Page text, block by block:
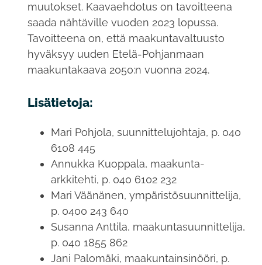
muutokset. Kaavaehdotus on tavoitteena
saada nähtäville vuoden 2023 lopussa.
Tavoitteena on, että maakuntavaltuusto
hyväksyy uuden Etelä-Pohjanmaan
maakuntakaava 2050:n vuonna 2024.
Lisätietoja:
Mari Pohjola, suunnittelujohtaja, p. 040
6108 445
Annukka Kuoppala, maakunta-
arkkitehti, p. 040 6102 232
Mari Väänänen, ympäristösuunnittelija,
p. 0400 243 640
Susanna Anttila, maakuntasuunnittelija,
p. 040 1855 862
Jani Palomäki, maakuntainsinööri, p.